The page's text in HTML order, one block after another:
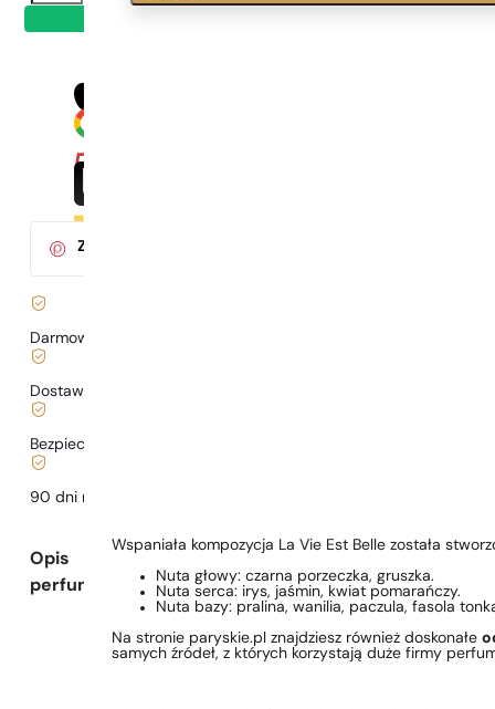
Za zakup tego produktu
Darmowa dostawa już
Dostawa już
Bezpieczne zakupy i płatności
90 dni na
Opis
perfum
Wspaniała kompozycja La Vie Est Belle została
Nuta głowy: czarna porzeczka, gruszka.
Nuta serca: irys, jaśmin, kwiat pomarańczy.
Nuta bazy: pralina, wanilia, paczula, fasola
Na stronie paryskie.pl znajdziesz również doskonałe
samych źródeł, z których korzystają duże firmy